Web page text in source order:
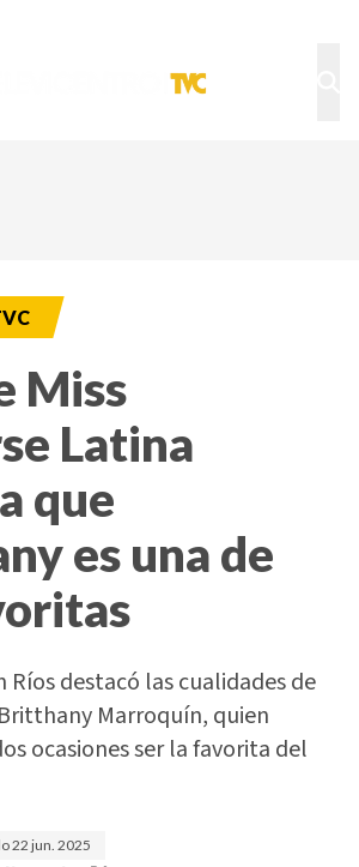
Miss
Latina
que
es una de
Ríos destacó las cualidades de
Marroquín, quien
ocasiones ser la favorita del
22 jun. 2025